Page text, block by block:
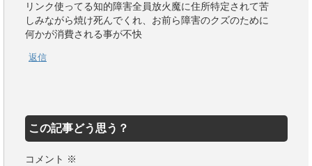
リンク使ってる知的障害全員放火魔に住所特定されて苦
しみながら焼け死んでくれ、お前ら障害のクズのために
何かが消費される事が不快
返信
この記事どう思う？
コメント ※